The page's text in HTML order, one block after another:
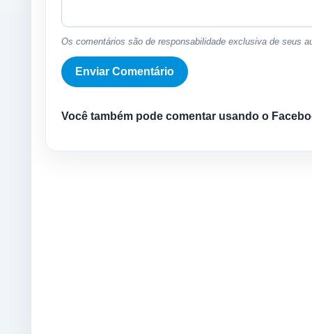
Os comentários são de responsabilidade exclusiva de seus
Você também pode comentar usando o